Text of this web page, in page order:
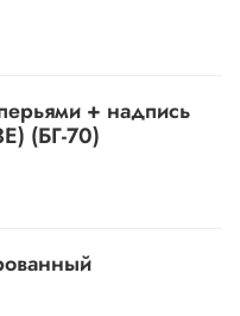
+ надпись
(БГ-70)